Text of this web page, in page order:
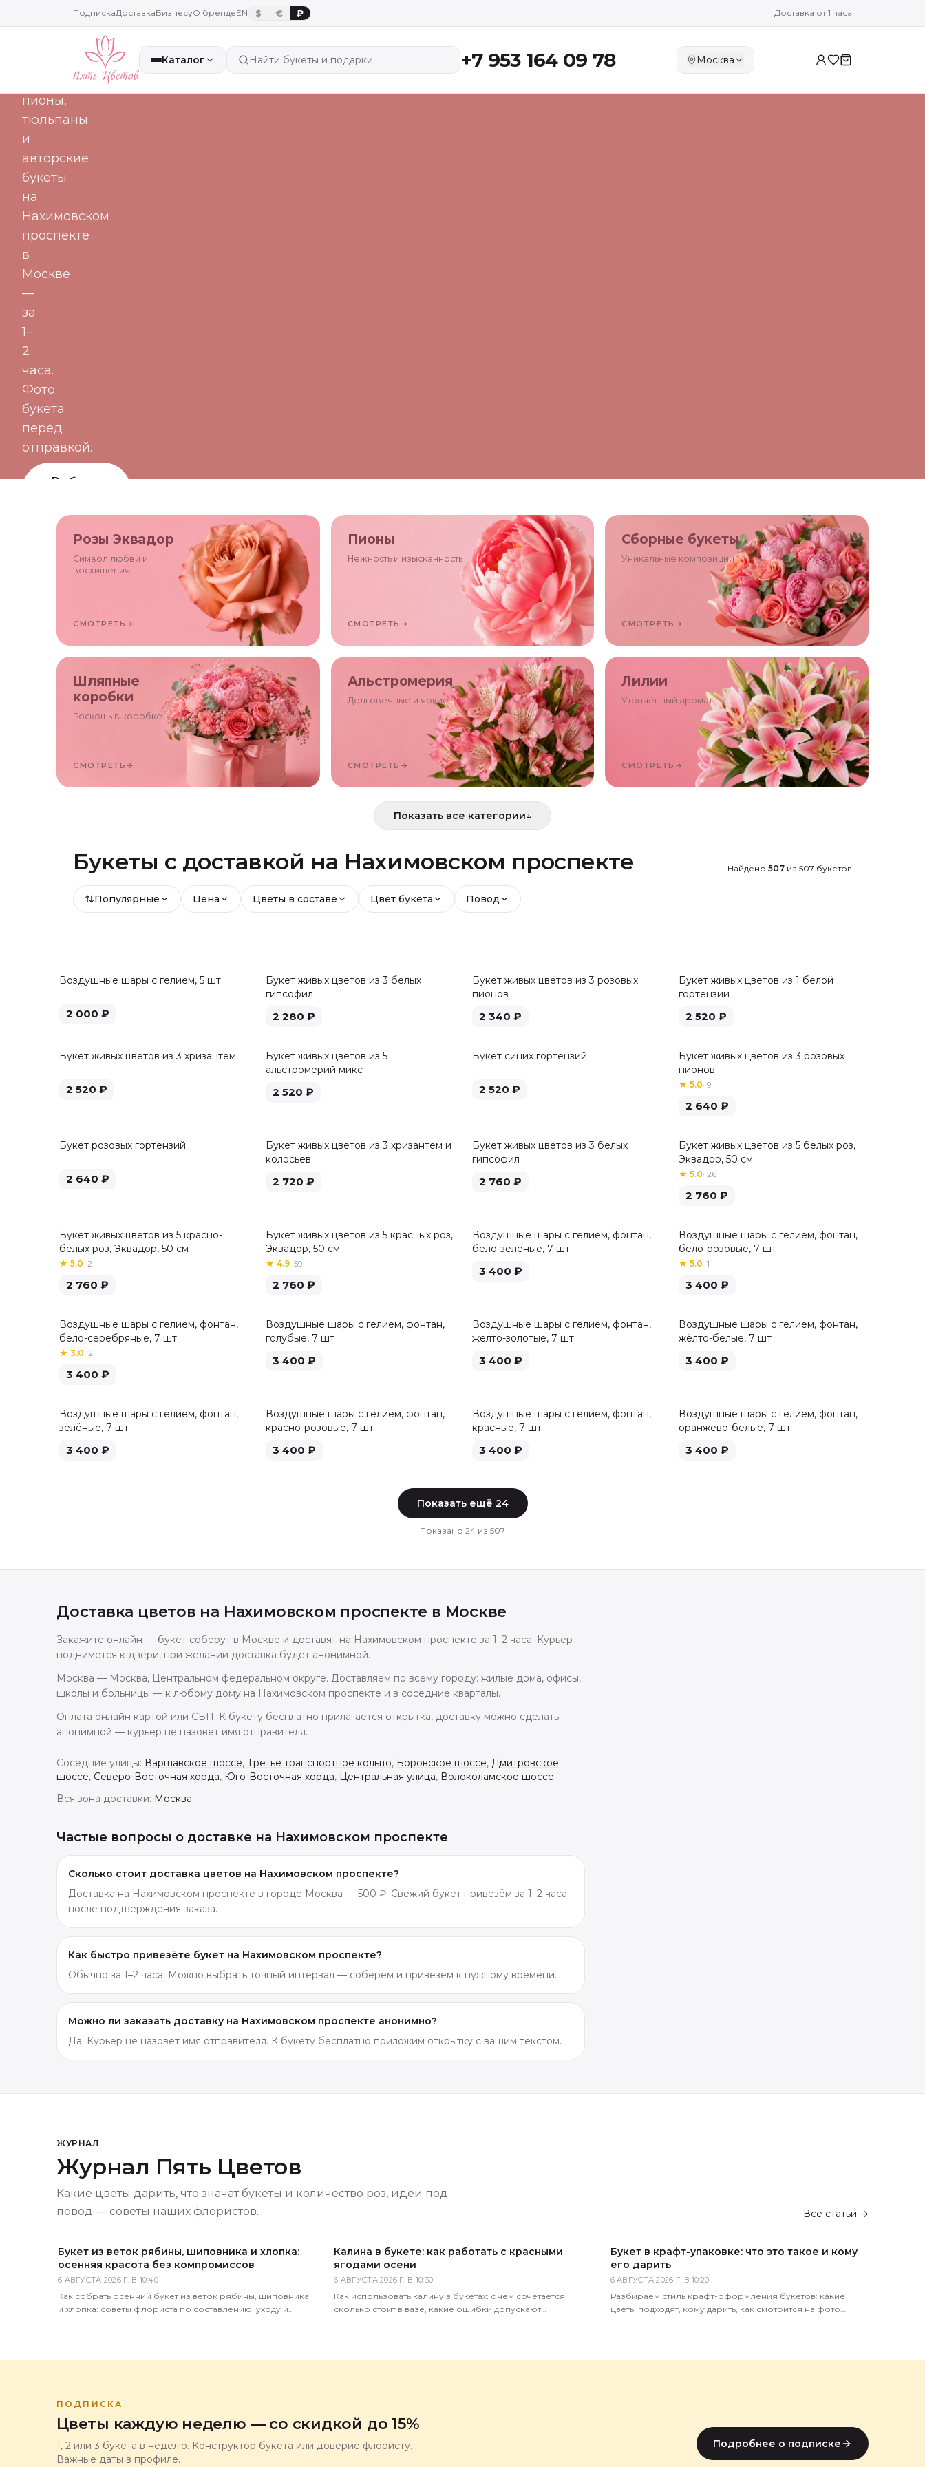
ПодпискаДоставкаБизнесуО брендеEN $ € ₽ Доставка от 1 часа
Каталог Найти букеты и подарки +7 953 164 09 78 Москва
часа
пионы,
тюльпаны
и
авторские
букеты
на
Нахимовском
проспекте
в
Москве
—
за
1–
2
часа.
Фото
букета
перед
отправкой.
Выбрать
Цветы по
подписке
Розы Эквадор
Символ любви и
восхищения
СМОТРЕТЬ →
Пионы
Нежность и изысканность
СМОТРЕТЬ →
Сборные букеты
Уникальные композиции
СМОТРЕТЬ →
Шляпные
коробки
Роскошь в коробке
СМОТРЕТЬ →
Альстромерия
Долговечные и яркие
СМОТРЕТЬ →
Лилии
Утончённый аромат
СМОТРЕТЬ →
Показать все категории↓
Букеты с доставкой на Нахимовском проспекте Найдено 507 из 507 букетов
Популярные Цена Цветы в составе Цвет букета Повод
Воздушные шары с гелием, 5 шт
2 000 ₽
Букет живых цветов из 3 белых
гипсофил
2 280 ₽
Букет живых цветов из 3 розовых
пионов
2 340 ₽
Букет живых цветов из 1 белой
гортензии
2 520 ₽
Букет живых цветов из 3 хризантем
2 520 ₽
Букет живых цветов из 5
альстромерий микс
2 520 ₽
Букет синих гортензий
2 520 ₽
Букет живых цветов из 3 розовых
пионов
★ 5.0· 9
2 640 ₽
Букет розовых гортензий
2 640 ₽
Букет живых цветов из 3 хризантем и
колосьев
2 720 ₽
Букет живых цветов из 3 белых
гипсофил
2 760 ₽
Хит
Букет живых цветов из 5 белых роз,
Эквадор, 50 см
★ 5.0· 26
2 760 ₽
Букет живых цветов из 5 красно-
белых роз, Эквадор, 50 см
★ 5.0· 2
2 760 ₽
Хит
Букет живых цветов из 5 красных роз,
Эквадор, 50 см
★ 4.9· 59
2 760 ₽
Воздушные шары с гелием, фонтан,
бело-зелёные, 7 шт
3 400 ₽
Воздушные шары с гелием, фонтан,
бело-розовые, 7 шт
★ 5.0· 1
3 400 ₽
Воздушные шары с гелием, фонтан,
бело-серебряные, 7 шт
★ 3.0· 2
3 400 ₽
Воздушные шары с гелием, фонтан,
голубые, 7 шт
3 400 ₽
Воздушные шары с гелием, фонтан,
желто-золотые, 7 шт
3 400 ₽
Воздушные шары с гелием, фонтан,
жёлто-белые, 7 шт
3 400 ₽
Воздушные шары с гелием, фонтан,
зелёные, 7 шт
3 400 ₽
Воздушные шары с гелием, фонтан,
красно-розовые, 7 шт
3 400 ₽
Воздушные шары с гелием, фонтан,
красные, 7 шт
3 400 ₽
Воздушные шары с гелием, фонтан,
оранжево-белые, 7 шт
3 400 ₽
Показать ещё 24
Показано 24 из 507
Доставка цветов на Нахимовском проспекте в Москве
Закажите онлайн — букет соберут в Москве и доставят на Нахимовском проспекте за 1–2 часа. Курьер
поднимется к двери, при желании доставка будет анонимной.
Москва — Москва, Центральном федеральном округе. Доставляем по всему городу: жилые дома, офисы,
школы и больницы — к любому дому на Нахимовском проспекте и в соседние кварталы.
Оплата онлайн картой или СБП. К букету бесплатно прилагается открытка, доставку можно сделать
анонимной — курьер не назовёт имя отправителя.
Соседние улицы: Варшавское шоссе, Третье транспортное кольцо, Боровское шоссе, Дмитровское
шоссе, Северо-Восточная хорда, Юго-Восточная хорда, Центральная улица, Волоколамское шоссе.
Вся зона доставки: Москва.
Частые вопросы о доставке на Нахимовском проспекте
Сколько стоит доставка цветов на Нахимовском проспекте?
Доставка на Нахимовском проспекте в городе Москва — 500 ₽. Свежий букет привезём за 1–2 часа
после подтверждения заказа.
Как быстро привезёте букет на Нахимовском проспекте?
Обычно за 1–2 часа. Можно выбрать точный интервал — соберём и привезём к нужному времени.
Можно ли заказать доставку на Нахимовском проспекте анонимно?
Да. Курьер не назовёт имя отправителя. К букету бесплатно приложим открытку с вашим текстом.
ЖУРНАЛ
Журнал Пять Цветов
Какие цветы дарить, что значат букеты и количество роз, идеи под
повод — советы наших флористов.
Все статьи →
Букет из веток рябины, шиповника и хлопка:
осенняя красота без компромиссов
6 АВГУСТА 2026 Г. В 10:40
Как собрать осенний букет из веток рябины, шиповника
и хлопка: советы флориста по составлению, уходу и
Калина в букете: как работать с красными
ягодами осени
6 АВГУСТА 2026 Г. В 10:30
Как использовать калину в букетах: с чем сочетается,
сколько стоит в вазе, какие ошибки допускают
Букет в крафт-упаковке: что это такое и кому
его дарить
6 АВГУСТА 2026 Г. В 10:20
Разбираем стиль крафт-оформления букетов: какие
цветы подходят, кому дарить, как смотрится на фото.
ПОДПИСКА
Цветы каждую неделю — со скидкой до 15%
1, 2 или 3 букета в неделю. Конструктор букета или доверие флористу.
Важные даты в профиле.
Подробнее о подписке